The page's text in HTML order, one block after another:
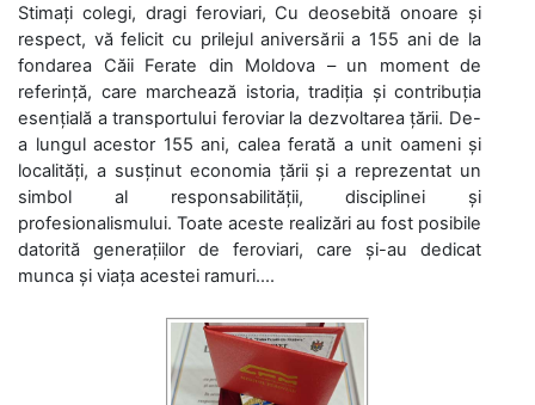
Stimați colegi, dragi feroviari, Cu deosebită onoare și
respect, vă felicit cu prilejul aniversării a 155 ani de la
fondarea Căii Ferate din Moldova – un moment de
referință, care marchează istoria, tradiția și contribuția
esențială a transportului feroviar la dezvoltarea țării. De-
a lungul acestor 155 ani, calea ferată a unit oameni și
localități, a susținut economia țării și a reprezentat un
simbol al responsabilității, disciplinei și
profesionalismului. Toate aceste realizări au fost posibile
datorită generațiilor de feroviari, care și-au dedicat
munca și viața acestei ramuri....